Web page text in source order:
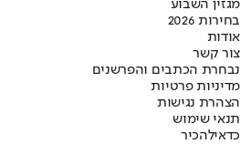
מגזין השבוע
בחירות 2026
אודות
צור קשר
נבחרת הכתבים והפרשנים
מדיניות פרטיות
הצהרת נגישות
תנאי שימוש
כדאילהכיר